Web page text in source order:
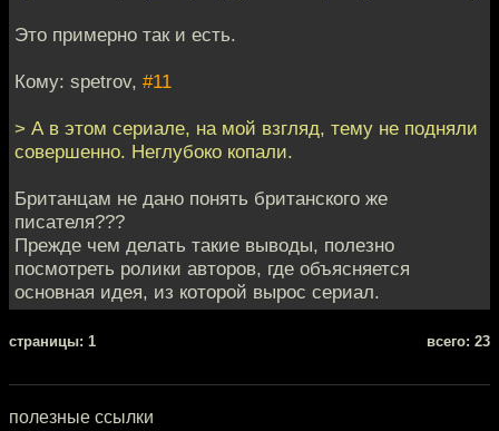
Это примерно так и есть.
Кому: spetrov, #11
> А в этом сериале, на мой взгляд, тему не подняли
совершенно. Неглубоко копали.
Британцам не дано понять британского же
писателя???
Прежде чем делать такие выводы, полезно
посмотреть ролики авторов, где объясняется
основная идея, из которой вырос сериал.
cтраницы: 1 всего: 23
полезные ссылки